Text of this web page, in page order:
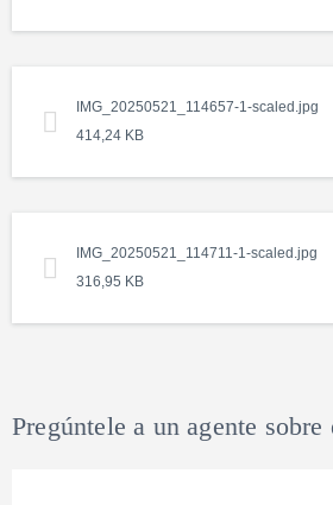
IMG_20250521_114657-1-scaled.jpg
414,24 KB
IMG_20250521_114711-1-scaled.jpg
316,95 KB
Pregúntele a un agente sobre